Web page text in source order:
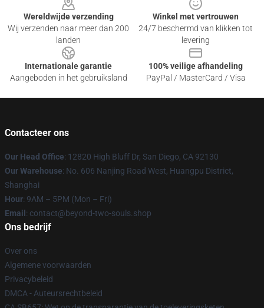
Wereldwijde verzending
Wij verzenden naar meer dan 200
landen
Winkel met vertrouwen
24/7 beschermd van klikken tot
levering
Internationale garantie
Aangeboden in het gebruiksland
100% veilige afhandeling
PayPal / MasterCard / Visa
Contacteer ons
Our Head Office: 12820 High Bluff Dr, San Diego, CA 92130
Our Warehouse: No. 606 Nanjing Road West, Huangpu District,
Shanghai
Hour: 9AM – 5PM (Mon – Fri)
Email : contact@beyond-two-souls.shop
Ons bedrijf
Over ons
Algemene voorwaarden
Privacybeleid
DMCA - Auteursrechtbeleid